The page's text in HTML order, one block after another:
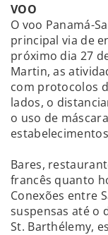
VOO
O voo Panamá-
principal via de
próximo dia 27
Martin, as
com protocolos
lados, o
o uso de
Bares,
francês quanto
Conexões entre
suspensas até o
St. Barthélemy,